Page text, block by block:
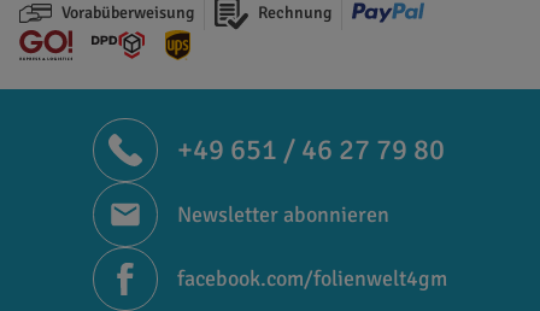
Vorabüberweisung Rechnung
+49 651 / 46 27 79 80
Newsletter abonnieren
facebook.com/folienwelt4gm